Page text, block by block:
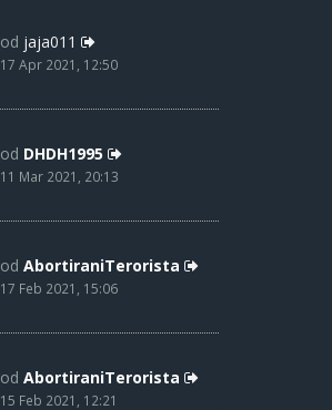
od jaja011
17 Apr 2021, 12:50
od DHDH1995
11 Mar 2021, 20:13
od AbortiraniTerorista
17 Feb 2021, 15:06
od AbortiraniTerorista
15 Feb 2021, 12:21